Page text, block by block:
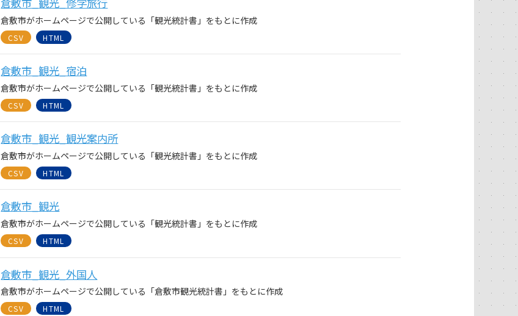
倉敷市がホームページで公開している「観光統計書」をもとに作成
CSV HTML
倉敷市_観光_宿泊
倉敷市がホームページで公開している「観光統計書」をもとに作成
CSV HTML
倉敷市_観光_観光案内所
倉敷市がホームページで公開している「観光統計書」をもとに作成
CSV HTML
倉敷市_観光
倉敷市がホームページで公開している「観光統計書」をもとに作成
CSV HTML
倉敷市_観光_外国人
倉敷市がホームページで公開している「倉敷市観光統計書」をもとに作成
CSV HTML